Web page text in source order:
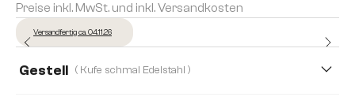
Preise inkl. MwSt. und inkl. Versandkosten
Versandfertig ca. 04.11.26
Gestell ( Kufe schmal Edelstahl )